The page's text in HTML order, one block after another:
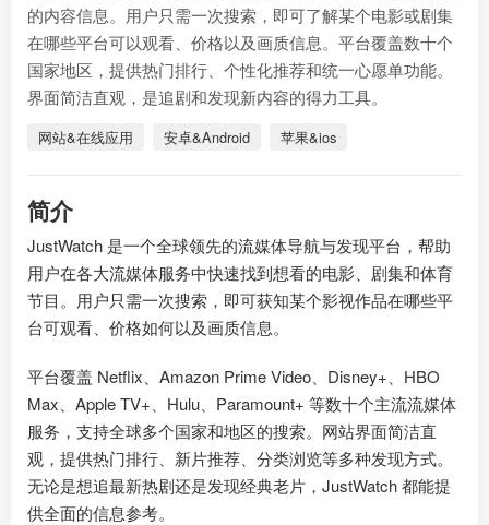
的内容信息。用户只需一次搜索，即可了解某个电影或剧集
在哪些平台可以观看、价格以及画质信息。平台覆盖数十个
国家地区，提供热门排行、个性化推荐和统一心愿单功能。
界面简洁直观，是追剧和发现新内容的得力工具。
网站&在线应用 安卓&Android 苹果&ios
简介
JustWatch 是一个全球领先的流媒体导航与发现平台，帮助
用户在各大流媒体服务中快速找到想看的电影、剧集和体育
节目。用户只需一次搜索，即可获知某个影视作品在哪些平
台可观看、价格如何以及画质信息。
平台覆盖 Netflix、Amazon Prime Video、Disney+、HBO
Max、Apple TV+、Hulu、Paramount+ 等数十个主流流媒体
服务，支持全球多个国家和地区的搜索。网站界面简洁直
观，提供热门排行、新片推荐、分类浏览等多种发现方式。
无论是想追最新热剧还是发现经典老片，JustWatch 都能提
供全面的信息参考。